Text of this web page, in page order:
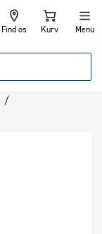
Find os Kurv Menu
/